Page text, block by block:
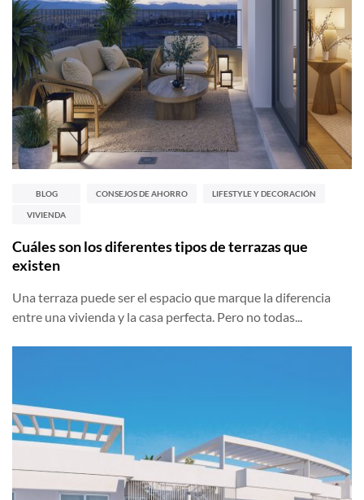
BLOG CONSEJOS DE AHORRO LIFESTYLE Y DECORACIÓN
VIVIENDA
Cuáles son los diferentes tipos de terrazas que
existen
Una terraza puede ser el espacio que marque la diferencia
entre una vivienda y la casa perfecta. Pero no todas...